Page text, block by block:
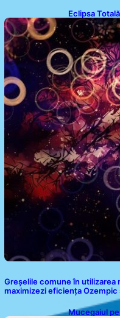
Eclipsa
Analiză a
18 Ani
Greșelile comune în
maximizezi eficiența Ozempic
Mucegaiul